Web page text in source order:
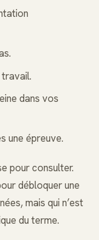
dans vos
une épreuve.
pour consulter.
débloquer une
mais qui n’est
du terme.